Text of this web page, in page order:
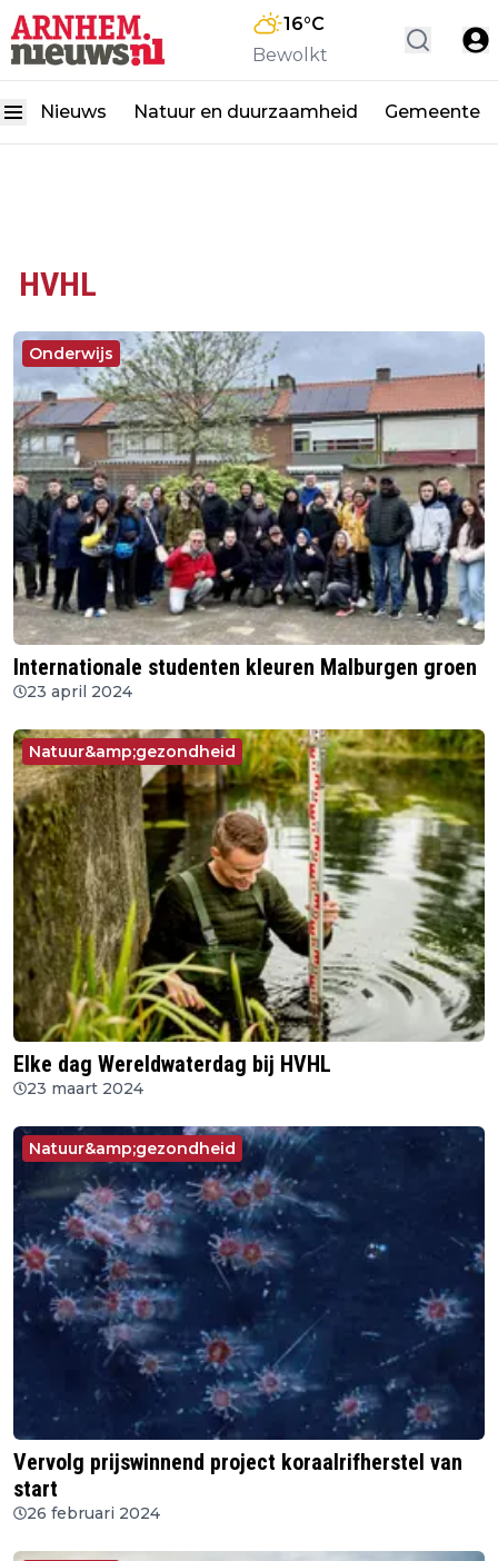
16°C
Bewolkt
Nieuws Natuur en duurzaamheid Gemeente
HVHL
Onderwijs
Internationale studenten kleuren Malburgen groen
23 april 2024
Natuur&amp;gezondheid
Elke dag Wereldwaterdag bij HVHL
23 maart 2024
Natuur&amp;gezondheid
Vervolg prijswinnend project koraalrifherstel van
start
26 februari 2024